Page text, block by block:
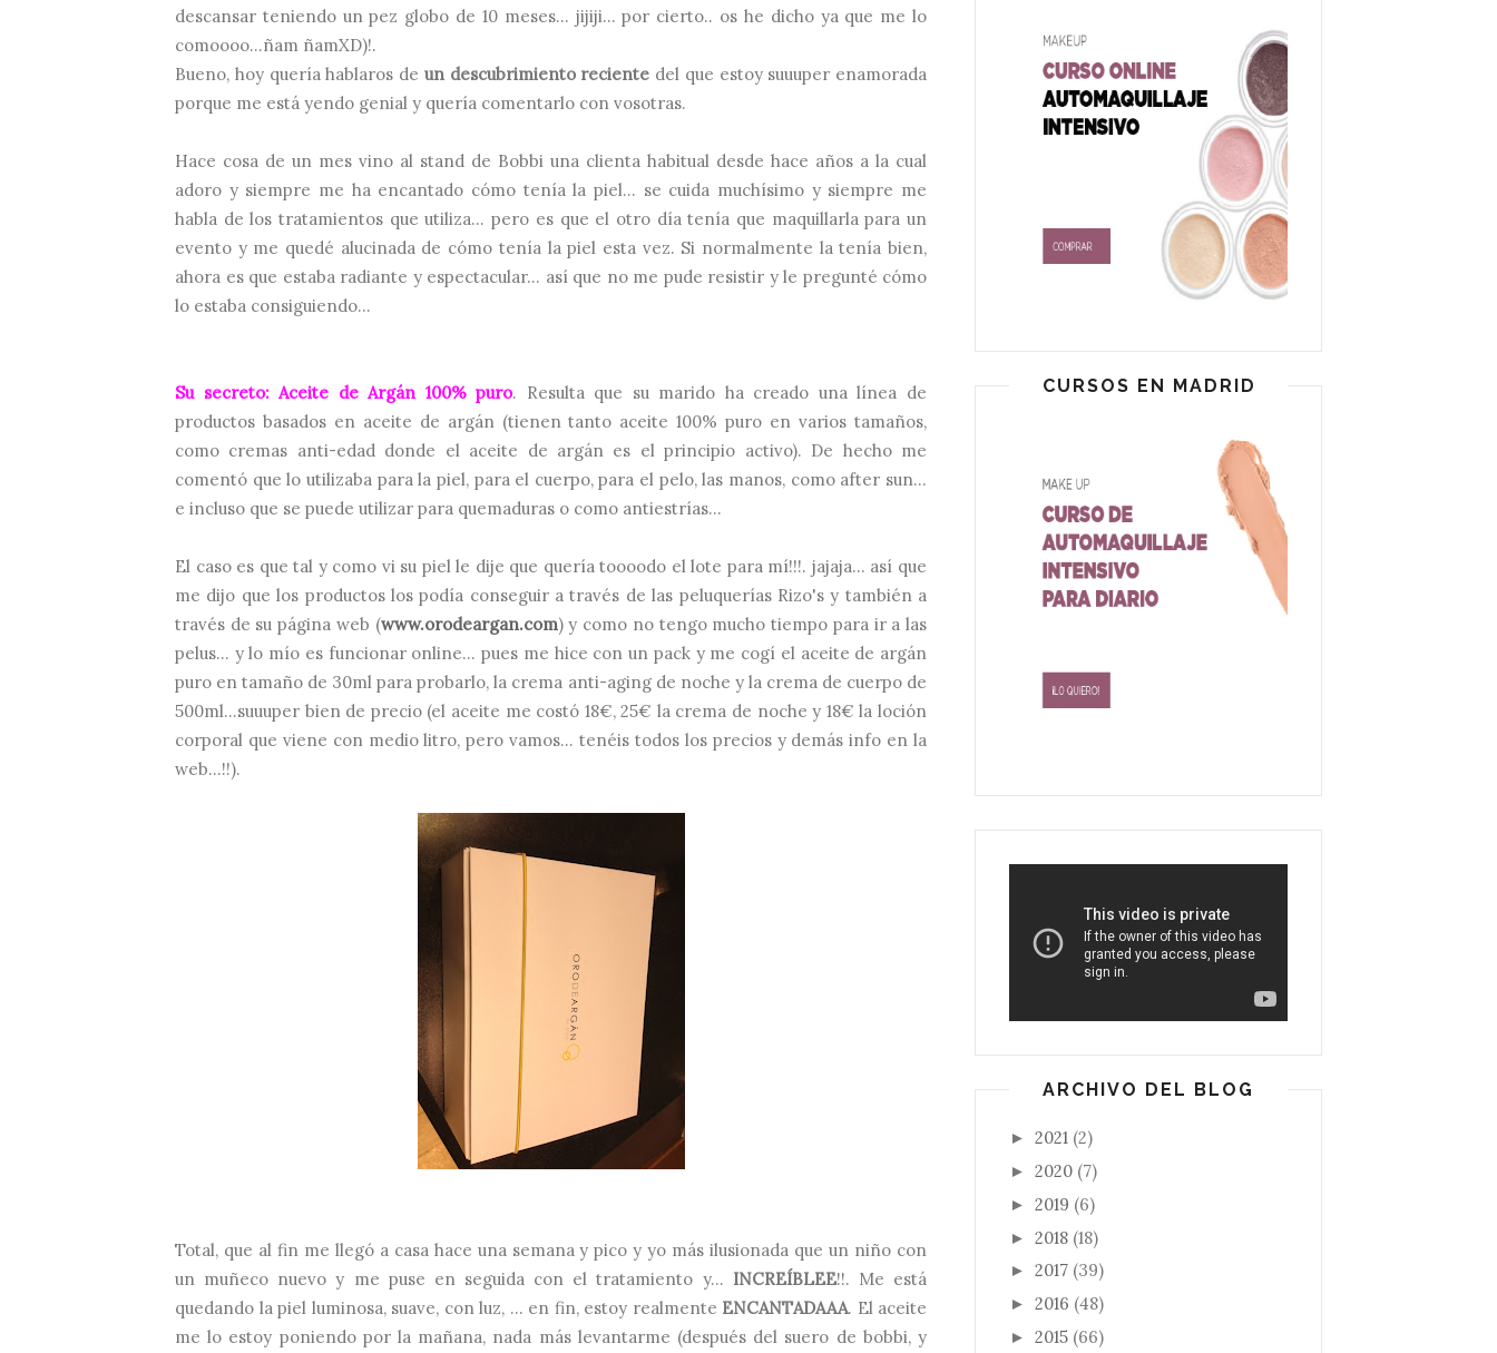
descansar teniendo un pez globo de 10 meses... jijiji... por cierto.. os he dicho ya que me lo
comoooo...ñam ñamXD)!.
Bueno, hoy quería hablaros de un descubrimiento reciente del que estoy suuuper enamorada
porque me está yendo genial y quería comentarlo con vosotras.
Hace cosa de un mes vino al stand de Bobbi una clienta habitual desde hace años a la cual
adoro y siempre me ha encantado cómo tenía la piel... se cuida muchísimo y siempre me
habla de los tratamientos que utiliza... pero es que el otro día tenía que maquillarla para un
evento y me quedé alucinada de cómo tenía la piel esta vez. Si normalmente la tenía bien,
ahora es que estaba radiante y espectacular... así que no me pude resistir y le pregunté cómo
lo estaba consiguiendo...
Su secreto: Aceite de Argán 100% puro. Resulta que su marido ha creado una línea de
productos basados en aceite de argán (tienen tanto aceite 100% puro en varios tamaños,
como cremas anti-edad donde el aceite de argán es el principio activo). De hecho me
comentó que lo utilizaba para la piel, para el cuerpo, para el pelo, las manos, como after sun...
e incluso que se puede utilizar para quemaduras o como antiestrías...
El caso es que tal y como vi su piel le dije que quería toooodo el lote para mí!!!. jajaja... así que
me dijo que los productos los podía conseguir a través de las peluquerías Rizo's y también a
través de su página web (www.orodeargan.com) y como no tengo mucho tiempo para ir a las
pelus... y lo mío es funcionar online... pues me hice con un pack y me cogí el aceite de argán
puro en tamaño de 30ml para probarlo, la crema anti-aging de noche y la crema de cuerpo de
500ml...suuuper bien de precio (el aceite me costó 18€, 25€ la crema de noche y 18€ la loción
corporal que viene con medio litro, pero vamos... tenéis todos los precios y demás info en la
web...!!).
Total, que al fin me llegó a casa hace una semana y pico y yo más ilusionada que un niño con
un muñeco nuevo y me puse en seguida con el tratamiento y... INCREÍBLEE!!. Me está
quedando la piel luminosa, suave, con luz, ... en fin, estoy realmente ENCANTADAAA. El aceite
me lo estoy poniendo por la mañana, nada más levantarme (después del suero de bobbi, y
CURSOS EN MADRID
ARCHIVO DEL BLOG
► 2021 (2)
► 2020 (7)
► 2019 (6)
► 2018 (18)
► 2017 (39)
► 2016 (48)
► 2015 (66)